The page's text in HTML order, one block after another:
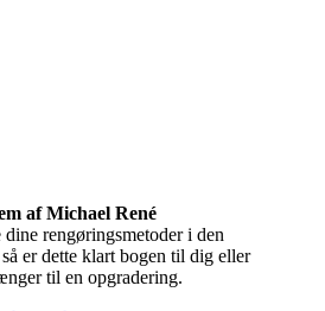
af Michael René
rengøringsmetoder i den
er dette klart bogen til dig eller
til en opgradering.